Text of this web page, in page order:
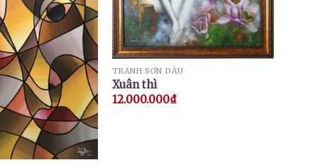
TRANH SƠN DẦU
Xuân thì
12.000.000₫